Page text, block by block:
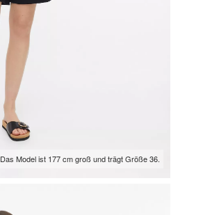
Das Model ist 177 cm groß und trägt Größe 36.